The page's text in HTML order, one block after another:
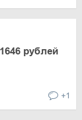
рублей
+1